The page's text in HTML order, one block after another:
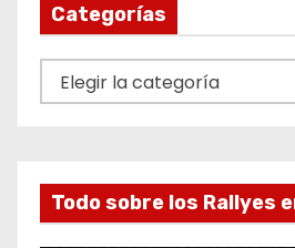
Categorías
a
o
Todo sobre los Rallyes